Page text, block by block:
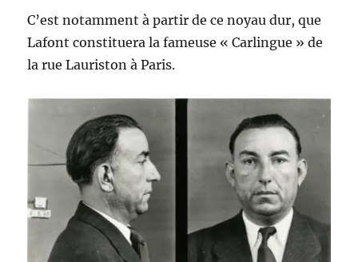
C’est notamment à partir de ce noyau dur, que
Lafont constituera la fameuse « Carlingue » de
la rue Lauriston à Paris.